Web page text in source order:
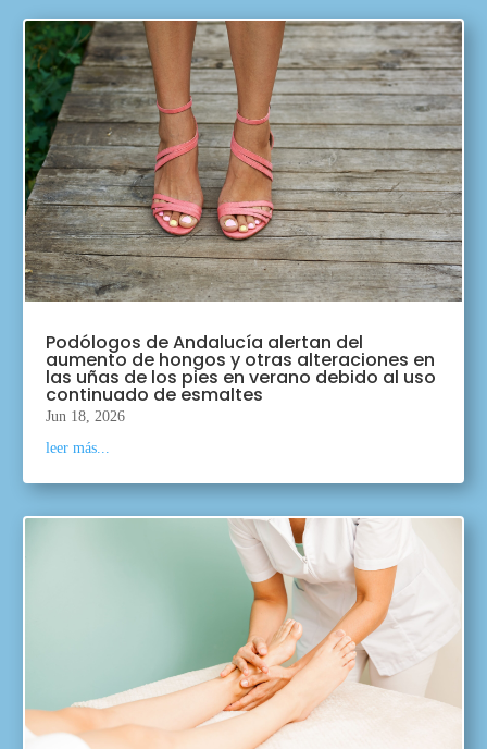
Podólogos de Andalucía alertan del
aumento de hongos y otras alteraciones en
las uñas de los pies en verano debido al uso
continuado de esmaltes
Jun 18, 2026
leer más...